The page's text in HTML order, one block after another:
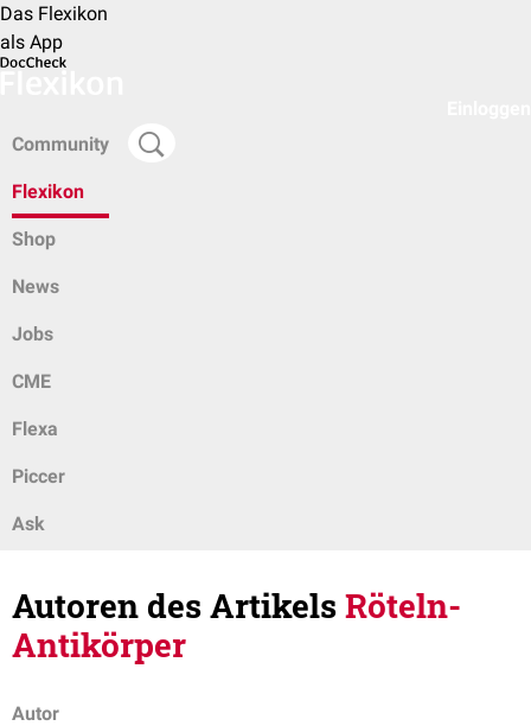
Das Flexikon
als App
Community
Flexikon
Shop
News
Jobs
CME
Flexa
Piccer
Ask
Autoren des ArtikelsRöteln-
Antikörper
Autor